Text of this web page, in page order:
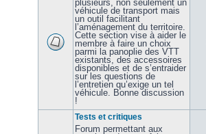
plusieurs, non seulement un
véhicule de transport mais
un outil facilitant
l’aménagement du territoire.
Cette section vise à aider le
membre à faire un choix
parmi la panoplie des VTT
existants, des accessoires
disponibles et de s’entraider
sur les questions de
l’entretien qu’exige un tel
véhicule. Bonne discussion
!
Tests et critiques
Forum permettant aux